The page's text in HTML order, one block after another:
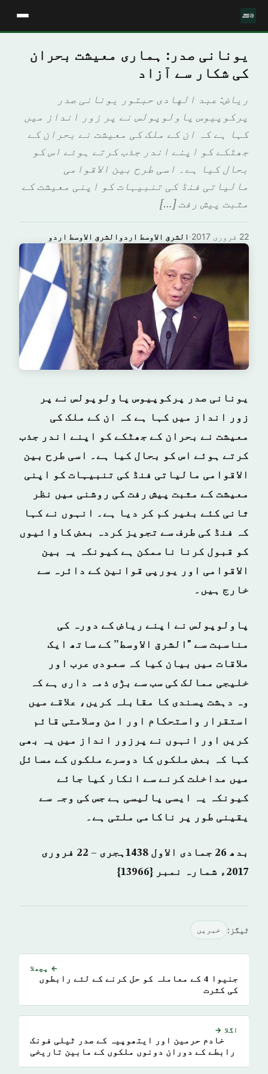
یونانی صدر: ہماری معیشت بحران
کی شکار سے آزاد
رياض: عبد الهادی حبتور یونانی صدر
پرکوپیوس پاولوپولس نے پر زور انداز میں
کہا ہے کہ ان کے ملک کی معیشت نے بحران کے
جھٹکے کو اپنے اندر جذب کرتے ہوئے اس کو
بحال کیا ہے۔ اسی طرح بین الاقوامی
مالیاتی فنڈ کی تنبیہات کو اپنی معیشت کے
مثبت پیش رفت […]
الشرق الاوسط اردوالشرق الاوسط اردو · 22 فروری 2017
یونانی صدر پرکوپیوس پاولوپولس نے پر
زور انداز میں کہا ہے کہ ان کے ملک کی
معیشت نے بحران کے جھٹکے کو اپنے اندر جذب
کرتے ہوئے اس کو بحال کیا ہے۔ اسی طرح بین
الاقوامی مالیاتی فنڈ کی تنبیہات کو اپنی
معیشت کے مثبت پیش رفت کی روشنی میں نظر
ثانی کئے بغیر کم کر دیا ہے۔ انہوں نے کہا
کہ فنڈ کی طرف سے تجویز کردہ بعض کاوائیوں
کو قبول کرنا ناممکن ہے کیونکہ یہ بین
الاقوامی اور یورپی قوانین کے دائرہ سے
خارج ہیں۔
پاولوپولس نے اپنے ریاض کے دورہ کی
مناسبت سے "الشرق الاوسط” کے ساتھ ایک
ملاقات میں بیان کیا کہ سعودی عرب اور
خلیجی ممالک کی سب سے بڑی ذمہ داری ہے کہ
وہ دہشت پسندی کا مقابلہ کریں، علاقے میں
استقرار واستحکام اور امن وسلامتی قائم
کریں اور انہوں نے پرزور انداز میں یہ بھی
کہا کہ بعض ملکوں کا دوسرے ملکوں کے مسائل
میں مداخلت کرنے سے انکار کیا جائے
کیونکہ یہ ایسی پالیسی ہے جس کی وجہ سے
یقینی طور پر ناکامی ملتی ہے۔
بدھ 26 جمادی الاول 1438ہجری – 22 فروری
2017ء شمارہ نمبر {13966}
ٹیگز: خبريں
← پچھلا
جنیوا 4 کے معاملہ کو حل کرنے کے لئے رابطوں
کی کثرت
اگلا →
خادم حرمین اور ایتھوپیہ کے صدر ٹیلی فونک
رابطے کے دوران دونوں ملکوں کے مابین تاریخی